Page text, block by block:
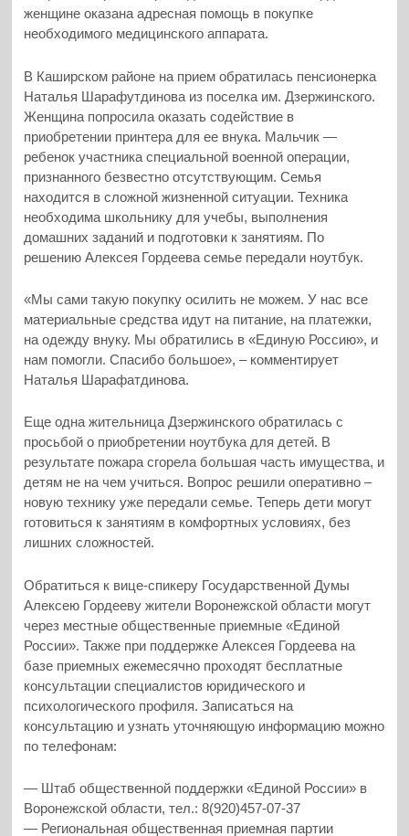
женщине оказана адресная помощь в покупке
необходимого медицинского аппарата.
В Каширском районе на прием обратилась пенсионерка
Наталья Шарафутдинова из поселка им. Дзержинского.
Женщина попросила оказать содействие в
приобретении принтера для ее внука. Мальчик —
ребенок участника специальной военной операции,
признанного безвестно отсутствующим. Семья
находится в сложной жизненной ситуации. Техника
необходима школьнику для учебы, выполнения
домашних заданий и подготовки к занятиям. По
решению Алексея Гордеева семье передали ноутбук.
«Мы сами такую покупку осилить не можем. У нас все
материальные средства идут на питание, на платежки,
на одежду внуку. Мы обратились в «Единую Россию», и
нам помогли. Спасибо большое», – комментирует
Наталья Шарафатдинова.
Еще одна жительница Дзержинского обратилась с
просьбой о приобретении ноутбука для детей. В
результате пожара сгорела большая часть имущества, и
детям не на чем учиться. Вопрос решили оперативно –
новую технику уже передали семье. Теперь дети могут
готовиться к занятиям в комфортных условиях, без
лишних сложностей.
Обратиться к вице-спикеру Государственной Думы
Алексею Гордееву жители Воронежской области могут
через местные общественные приемные «Единой
России». Также при поддержке Алексея Гордеева на
базе приемных ежемесячно проходят бесплатные
консультации специалистов юридического и
психологического профиля. Записаться на
консультацию и узнать уточняющую информацию можно
по телефонам:
— Штаб общественной поддержки «Единой России» в
Воронежской области, тел.: 8(920)457-07-37
— Региональная общественная приемная партии